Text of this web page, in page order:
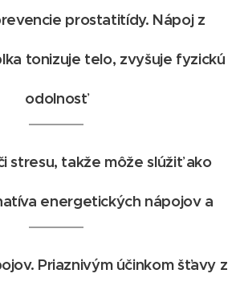
prostatitídy. Nápoj z
tonizuje telo, zvyšuje fyzickú
odolnosť
stresu, takže môže slúžiť ako
energetických nápojov a
Priaznivým účinkom šťavy z